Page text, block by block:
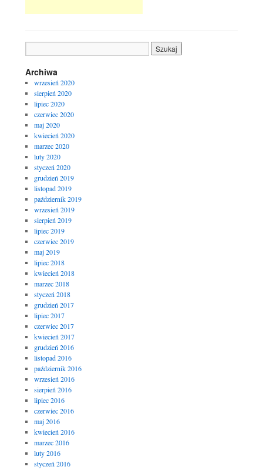
Archiwa
wrzesień 2020
sierpień 2020
lipiec 2020
czerwiec 2020
maj 2020
kwiecień 2020
marzec 2020
luty 2020
styczeń 2020
grudzień 2019
listopad 2019
październik 2019
wrzesień 2019
sierpień 2019
lipiec 2019
czerwiec 2019
maj 2019
lipiec 2018
kwiecień 2018
marzec 2018
styczeń 2018
grudzień 2017
lipiec 2017
czerwiec 2017
kwiecień 2017
grudzień 2016
listopad 2016
październik 2016
wrzesień 2016
sierpień 2016
lipiec 2016
czerwiec 2016
maj 2016
kwiecień 2016
marzec 2016
luty 2016
styczeń 2016